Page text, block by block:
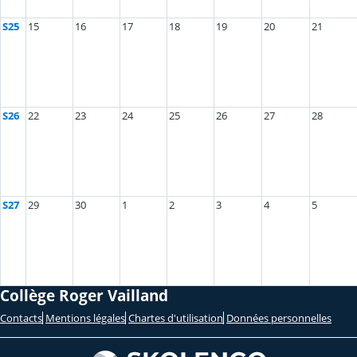
S25 15 16 17 18 19 20 21
S26 22 23 24 25 26 27 28
S27 29 30 1 2 3 4 5
Collège Roger Vailland
Contacts Mentions légales Chartes d'utilisation Données personnelles